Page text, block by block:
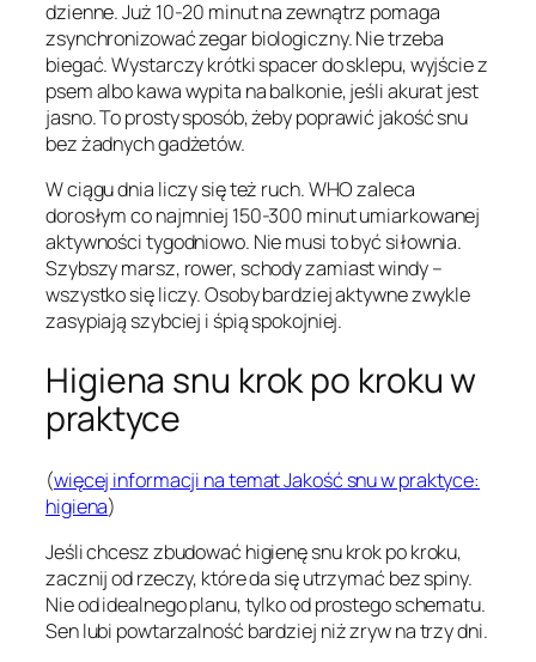
dzienne. Już 10-20 minut na zewnątrz pomaga
zsynchronizować zegar biologiczny. Nie trzeba
biegać. Wystarczy krótki spacer do sklepu, wyjście z
psem albo kawa wypita na balkonie, jeśli akurat jest
jasno. To prosty sposób, żeby poprawić jakość snu
bez żadnych gadżetów.
W ciągu dnia liczy się też ruch. WHO zaleca
dorosłym co najmniej 150-300 minut umiarkowanej
aktywności tygodniowo. Nie musi to być siłownia.
Szybszy marsz, rower, schody zamiast windy –
wszystko się liczy. Osoby bardziej aktywne zwykle
zasypiają szybciej i śpią spokojniej.
Higiena snu krok po kroku w
praktyce
(więcej informacji na temat Jakość snu w praktyce:
higiena)
Jeśli chcesz zbudować higienę snu krok po kroku,
zacznij od rzeczy, które da się utrzymać bez spiny.
Nie od idealnego planu, tylko od prostego schematu.
Sen lubi powtarzalność bardziej niż zryw na trzy dni.